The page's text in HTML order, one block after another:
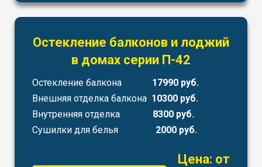
Остекление балконов и лоджий
в домах серии П-42
Остекление балкона 17990 руб.
Внешняя отделка балкона 10300 руб.
Внутренняя отделка 8300 руб.
Сушилки для белья 2000 руб.
Цена: от